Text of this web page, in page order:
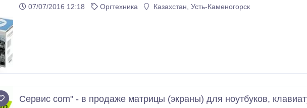
07/07/2016 12:18
Оргтехника Казахстан, Усть-Каменогорск
Сервис com" - в продаже матрицы (экраны) для ноутбуков,